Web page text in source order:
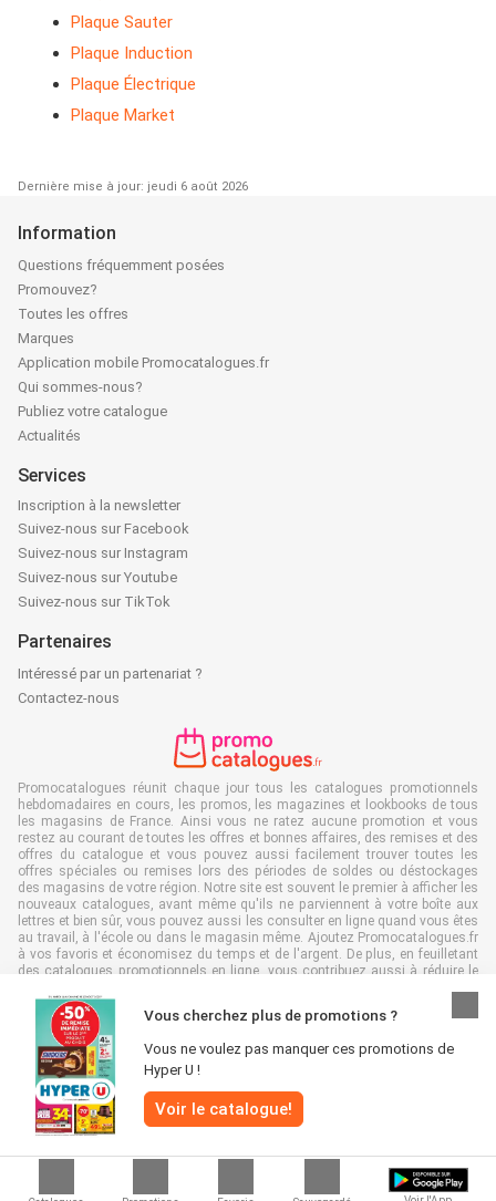
Plaque Sauter
Plaque Induction
Plaque Électrique
Plaque Market
Dernière mise à jour: jeudi 6 août 2026
Vous cherchez plus de promotions ?
Vous ne voulez pas manquer ces promotions de
Hyper U !
Voir le catalogue!
Information
Questions fréquemment posées
Promouvez?
Toutes les offres
Marques
Application mobile Promocatalogues.fr
Qui sommes-nous?
Publiez votre catalogue
Actualités
Services
Inscription à la newsletter
Suivez-nous sur Facebook
Suivez-nous sur Instagram
Suivez-nous sur Youtube
Suivez-nous sur TikTok
Partenaires
Intéressé par un partenariat ?
Contactez-nous
Promocatalogues réunit chaque jour tous les catalogues promotionnels
hebdomadaires en cours, les promos, les magazines et lookbooks de tous
les magasins de France. Ainsi vous ne ratez aucune promotion et vous
restez au courant de toutes les offres et bonnes affaires, des remises et des
offres du catalogue et vous pouvez aussi facilement trouver toutes les
offres spéciales ou remises lors des périodes de soldes ou déstockages
des magasins de votre région. Notre site est souvent le premier à afficher les
nouveaux catalogues, avant même qu'ils ne parviennent à votre boîte aux
lettres et bien sûr, vous pouvez aussi les consulter en ligne quand vous êtes
au travail, à l'école ou dans le magasin même. Ajoutez Promocatalogues.fr
à vos favoris et économisez du temps et de l'argent. De plus, en feuilletant
des catalogues promotionnels en ligne, vous contribuez aussi à réduire le
Tous droits réservés & copie : Promocatalogues.fr 2026 |
responsabilité| Conditions générales|Politique de confidentialité